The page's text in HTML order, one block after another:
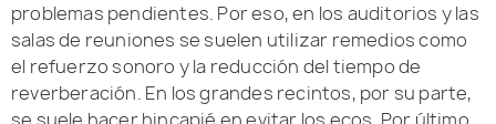
problemas pendientes. Por eso, en los auditorios y las
salas de reuniones se suelen utilizar remedios como
el refuerzo sonoro y la reducción del tiempo de
reverberación. En los grandes recintos, por su parte,